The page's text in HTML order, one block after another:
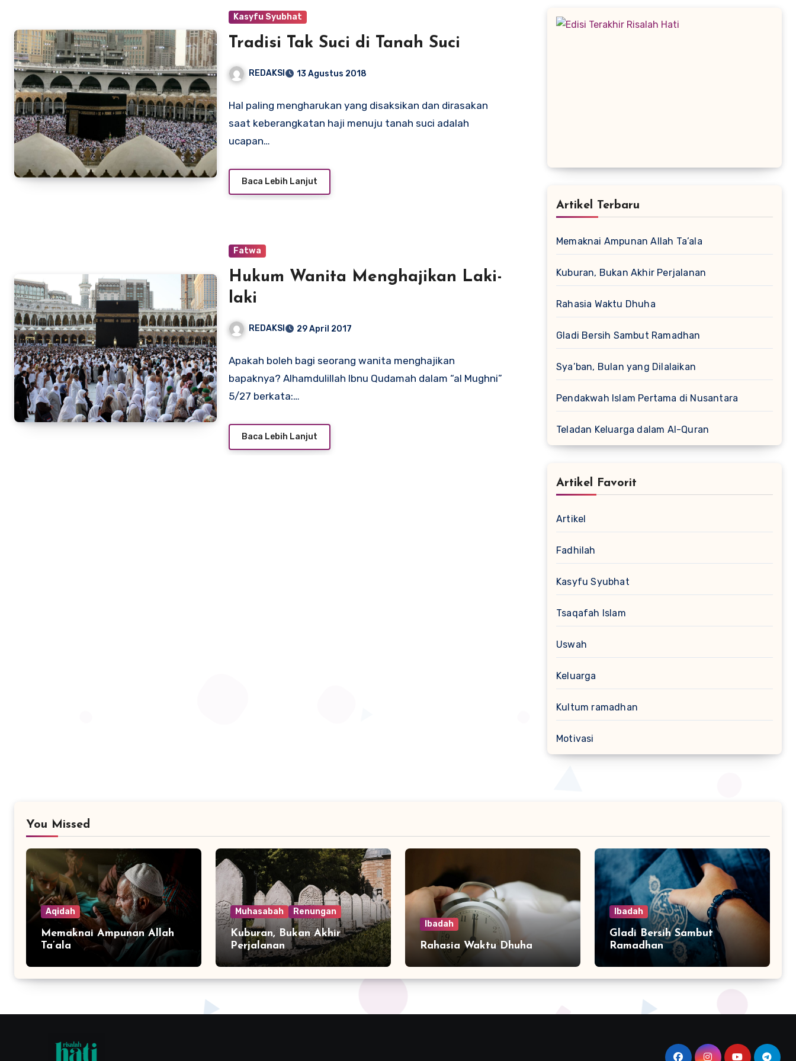
Kasyfu Syubhat
Tradisi Tak Suci di Tanah Suci
REDAKSI 13 Agustus 2018
Hal paling mengharukan yang disaksikan dan dirasakan
saat keberangkatan haji menuju tanah suci adalah
ucapan…
Baca Lebih Lanjut
Fatwa
Hukum Wanita Menghajikan Laki-
laki
REDAKSI 29 April 2017
Apakah boleh bagi seorang wanita menghajikan
bapaknya? Alhamdulillah Ibnu Qudamah dalam “al Mughni”
5/27 berkata:…
Baca Lebih Lanjut
Artikel Terbaru
Memaknai Ampunan Allah Ta’ala
Kuburan, Bukan Akhir Perjalanan
Rahasia Waktu Dhuha
Gladi Bersih Sambut Ramadhan
Sya’ban, Bulan yang Dilalaikan
Pendakwah Islam Pertama di Nusantara
Teladan Keluarga dalam Al-Quran
Artikel Favorit
Artikel
Fadhilah
Kasyfu Syubhat
Tsaqafah Islam
Uswah
Keluarga
Kultum ramadhan
Motivasi
You Missed
Aqidah
Memaknai Ampunan Allah
Ta’ala
Muhasabah Renungan
Kuburan, Bukan Akhir
Perjalanan
Ibadah
Rahasia Waktu Dhuha
Ibadah
Gladi Bersih Sambut
Ramadhan